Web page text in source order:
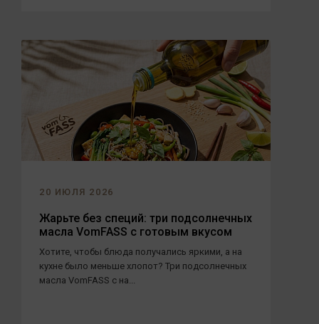
20 ИЮЛЯ 2026
Жарьте без специй: три подсолнечных
масла VomFASS с готовым вкусом
Хотите, чтобы блюда получались яркими, а на
кухне было меньше хлопот? Три подсолнечных
масла VomFASS с на...